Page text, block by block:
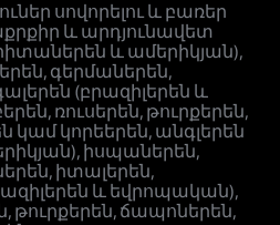
սովորելու և բառեր
և արդյունավետ
և ամերիկյան),
գերմաներեն,
(բրազիլերեն և
ռուսերեն, թուրքերեն,
կամ կորեերեն, անգլերեն
իսպաներեն,
իտալերեն,
և եվրոպական),
թուրքերեն, ճապոներեն,